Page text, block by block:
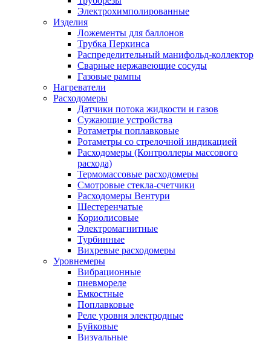
Электрохимполированные
Изделия
Ложементы для баллонов
Трубка Перкинса
Распределительный манифольд-коллектор
Сварные нержавеющие сосуды
Газовые рампы
Нагреватели
Расходомеры
Датчики потока жидкости и газов
Сужающие устройства
Ротаметры поплавковые
Ротаметры со стрелочной индикацией
Расходомеры (Контроллеры массового
расхода)
Термомассовые расходомеры
Смотровые стекла-счетчики
Расходомеры Вентури
Шестеренчатые
Кориолисовые
Электромагнитные
Турбинные
Вихревые расходомеры
Уровнемеры
Вибрационные
пневмореле
Емкостные
Поплавковые
Реле уровня электродные
Буйковые
Визуальные